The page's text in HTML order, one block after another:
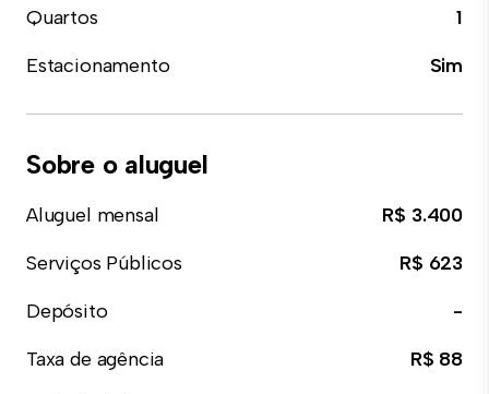
Quartos
1
Estacionamento
Sim
Sobre o aluguel
Aluguel mensal
R$ 3.400
Serviços Públicos
R$ 623
Depósito
-
Taxa de agência
R$ 88